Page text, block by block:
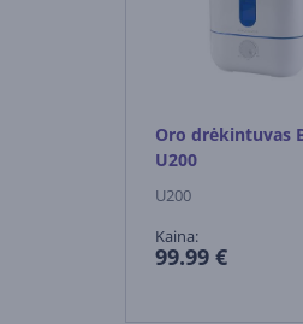
Oro drėkintuvas
U200
U200
Kaina:
99.99 €